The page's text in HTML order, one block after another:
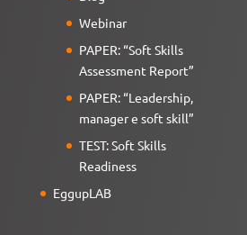
Webinar
PAPER: “Soft Skills
Assessment Report”
PAPER: “Leadership,
manager e soft skill”
TEST: Soft Skills
Readiness
EggupLAB